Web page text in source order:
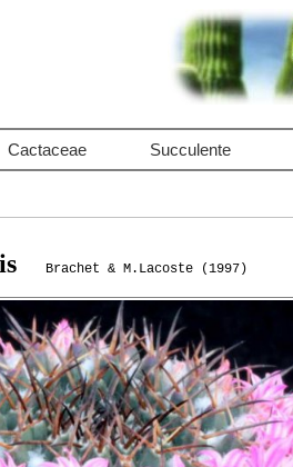
Cactaceae Succulente
Brachet & M.Lacoste (1997)